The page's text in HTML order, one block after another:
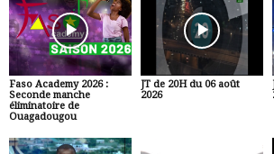
Faso Academy 2026 :
Seconde manche
éliminatoire de
Ouagadougou
JT de 20H du 06 août
2026